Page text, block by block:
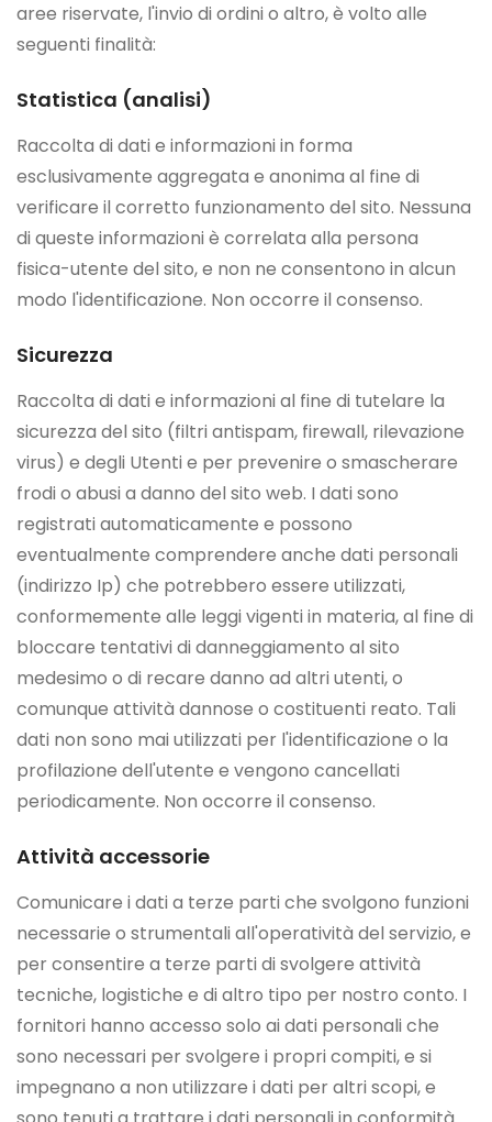
aree riservate, l'invio di ordini o altro, è volto alle
seguenti finalità:
Statistica (analisi)
Raccolta di dati e informazioni in forma
esclusivamente aggregata e anonima al fine di
verificare il corretto funzionamento del sito. Nessuna
di queste informazioni è correlata alla persona
fisica-utente del sito, e non ne consentono in alcun
modo l'identificazione. Non occorre il consenso.
Sicurezza
Raccolta di dati e informazioni al fine di tutelare la
sicurezza del sito (filtri antispam, firewall, rilevazione
virus) e degli Utenti e per prevenire o smascherare
frodi o abusi a danno del sito web. I dati sono
registrati automaticamente e possono
eventualmente comprendere anche dati personali
(indirizzo Ip) che potrebbero essere utilizzati,
conformemente alle leggi vigenti in materia, al fine di
bloccare tentativi di danneggiamento al sito
medesimo o di recare danno ad altri utenti, o
comunque attività dannose o costituenti reato. Tali
dati non sono mai utilizzati per l'identificazione o la
profilazione dell'utente e vengono cancellati
periodicamente. Non occorre il consenso.
Attività accessorie
Comunicare i dati a terze parti che svolgono funzioni
necessarie o strumentali all'operatività del servizio, e
per consentire a terze parti di svolgere attività
tecniche, logistiche e di altro tipo per nostro conto. I
fornitori hanno accesso solo ai dati personali che
sono necessari per svolgere i propri compiti, e si
impegnano a non utilizzare i dati per altri scopi, e